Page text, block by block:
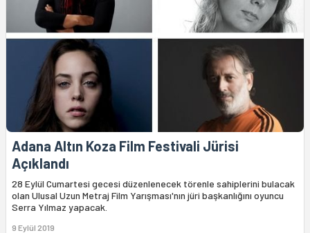
Adana Altın Koza Film Festivali Jürisi
Açıklandı
28 Eylül Cumartesi gecesi düzenlenecek törenle sahiplerini bulacak
olan Ulusal Uzun Metraj Film Yarışması'nın jüri başkanlığını oyuncu
Serra Yılmaz yapacak.
9 Eylül 2019